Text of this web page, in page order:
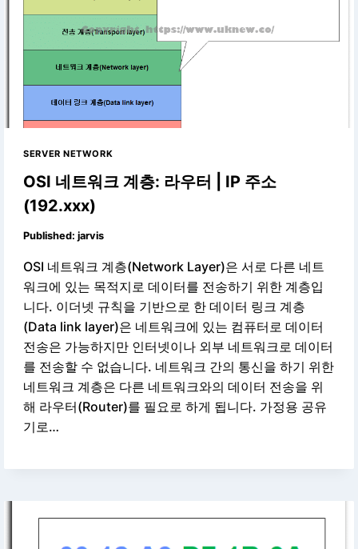
SERVER NETWORK
OSI 네트워크 계층: 라우터 | IP 주소
(192.xxx)
Published: jarvis
OSI 네트워크 계층(Network Layer)은 서로 다른 네트
워크에 있는 목적지로 데이터를 전송하기 위한 계층입
니다. 이더넷 규칙을 기반으로 한 데이터 링크 계층
(Data link layer)은 네트워크에 있는 컴퓨터로 데이터
전송은 가능하지만 인터넷이나 외부 네트워크로 데이터
를 전송할 수 없습니다. 네트워크 간의 통신을 하기 위한
네트워크 계층은 다른 네트워크와의 데이터 전송을 위
해 라우터(Router)를 필요로 하게 됩니다. 가정용 공유
기로…